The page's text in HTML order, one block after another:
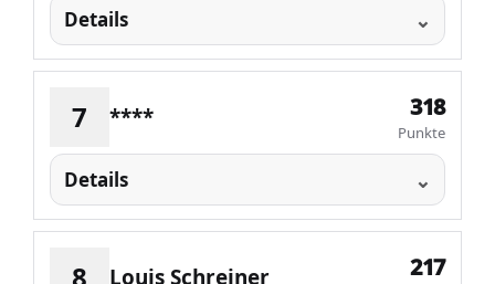
Details
7 **** 318
Punkte
Details
Louis Schreiner 217